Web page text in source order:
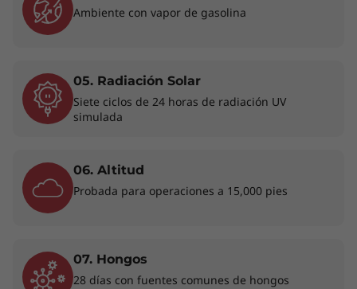
Te protege en cada paso del camino
desde el lector de huellas dactilares integrado
en el botón de encendido hasta el software de
reconocimiento facial que funciona con la
conjunto completo de soluciones de
seguridad, forma parte integral de nuestros
Ambiente con vapor de gasolina
05. Radiación Solar
Siete ciclos de 24 horas de radiación UV
simulada
06. Altitud
Probada para operaciones a 15,000 pies
07. Hongos
28 días con fuentes comunes de hongos